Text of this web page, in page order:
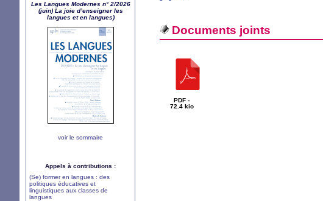
Documents joints
PDF -
72.4 kio
Les Langues Modernes n° 2/2026
(juin) La joie d’enseigner les
langues et en langues)
voir le sommaire
Appels à contributions :
(Se) former en langues : des
politiques éducatives et
linguistiques aux classes de
langues